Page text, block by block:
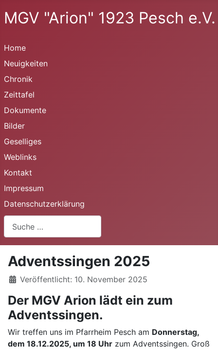
MGV "Arion" 1923 Pesch e.V.
Home
Neuigkeiten
Chronik
Zeittafel
Dokumente
Bilder
Geselliges
Weblinks
Kontakt
Impressum
Datenschutzerklärung
Adventssingen 2025
Details
Veröffentlicht: 10. November 2025
Der MGV Arion lädt ein zum
Adventssingen.
Wir treffen uns im Pfarrheim Pesch am Donnerstag,
dem 18.12.2025, um 18 Uhr zum Adventssingen. Groß